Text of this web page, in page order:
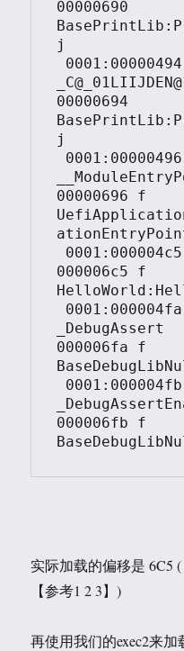
00000690
j
00000694
j
00000696 f
000006c5 f
_DebugAssert
000006fa f
000006fb f
实际加载的偏移是 6C5
【参考1 2 3】)
再使用我们的exec2来